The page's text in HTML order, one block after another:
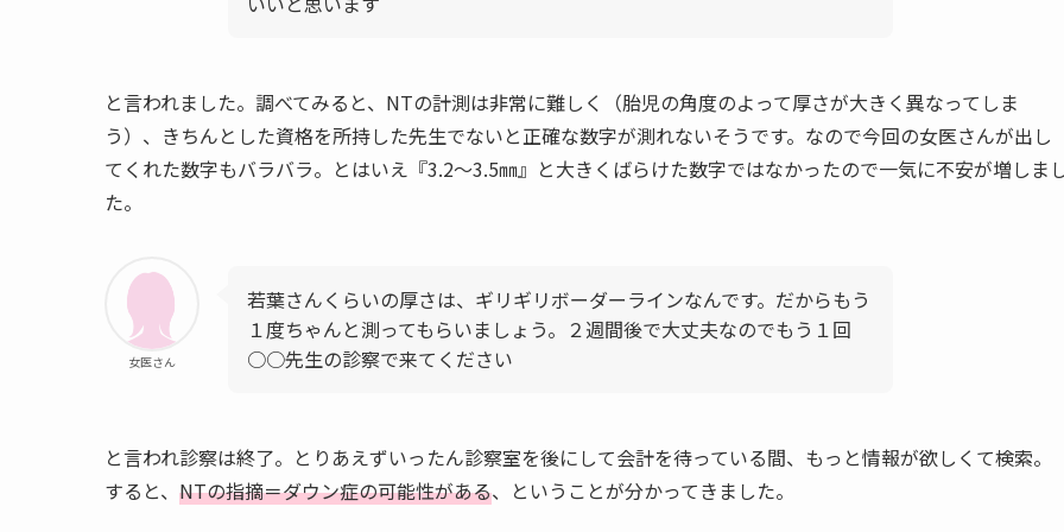
と言われました。調べてみると、NTの計測は非常に難しく（胎児の角度のよって厚さが大きく異なってしま
う）、きちんとした資格を所持した先生でないと正確な数字が測れないそうです。なので今回の女医さんが出し
てくれた数字もバラバラ。とはいえ『3.2～3.5㎜』と大きくばらけた数字ではなかったので一気に不安が増しま
た。
女医さん
若葉さんくらいの厚さは、ギリギリボーダーラインなんです。だからもう
１度ちゃんと測ってもらいましょう。２週間後で大丈夫なのでもう１回
○○先生の診察で来てください
と言われ診察は終了。とりあえずいったん診察室を後にして会計を待っている間、もっと情報が欲しくて検索。
すると、 NTの指摘＝ダウン症の可能性がある、ということが分かってきました。